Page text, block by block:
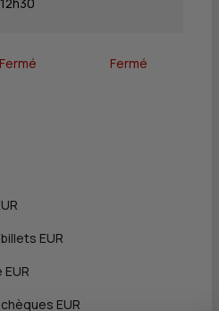
Fermé Fermé
EUR
EUR